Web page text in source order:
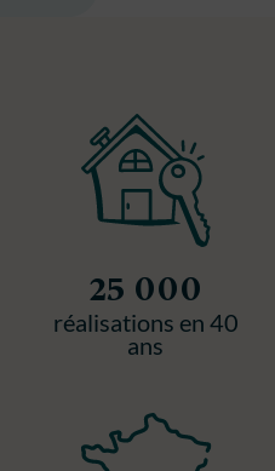
25 000
réalisations en 40
ans